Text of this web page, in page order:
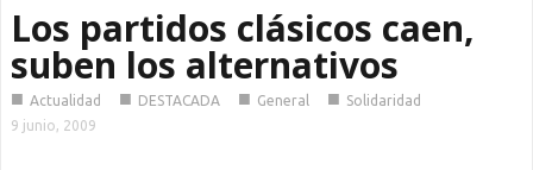
Los partidos clásicos caen,
suben los alternativos
■ Actualidad ■ DESTACADA ■ General ■ Solidaridad
9 junio, 2009